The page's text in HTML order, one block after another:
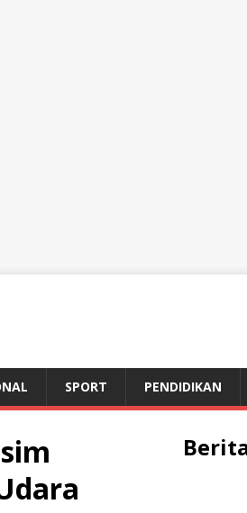
SPORT PENDIDIKAN